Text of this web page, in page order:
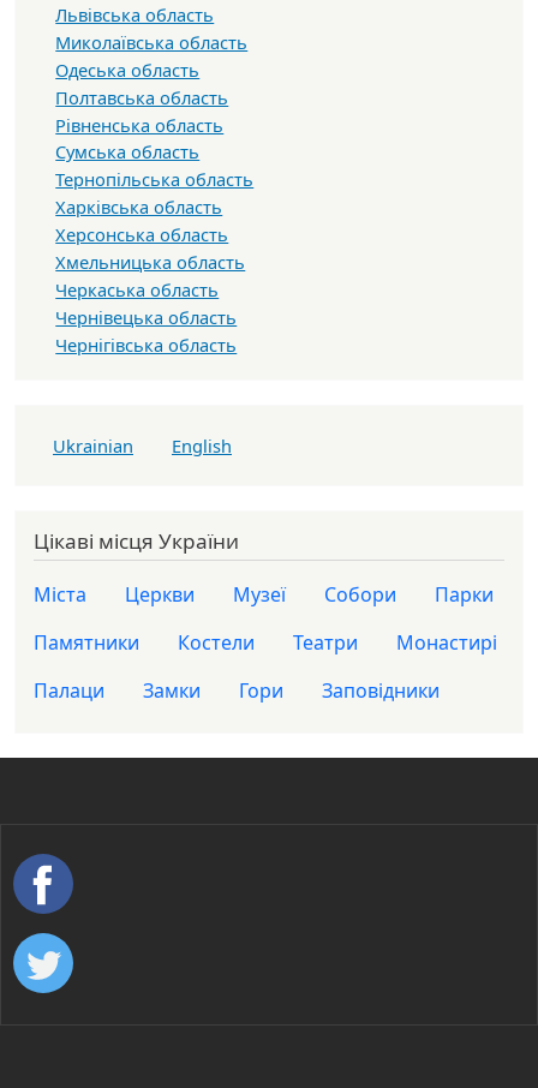
Львівська область
Миколаївська область
Одеська область
Полтавська область
Рівненська область
Сумська область
Тернопільська область
Харківська область
Херсонська область
Хмельницька область
Черкаська область
Чернівецька область
Чернігівська область
Ukrainian English
Цікаві місця України
Міста Церкви Музеї Собори
Парки
Памятники
Костели Театри
Монастирі
Палаци
Замки Гори Заповідники